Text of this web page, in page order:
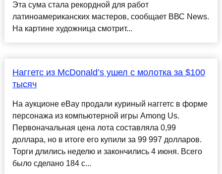
Эта сума стала рекордной для работ
латиноамериканских мастеров, сообщает ВВС News.
На картине художница смотрит...
Наггетс из McDonald’s ушел с молотка за $100
тысяч
На аукционе eBay продали куриный наггетс в форме
персонажа из компьютерной игры Among Us.
Первоначальная цена лота составляла 0,99
доллара, но в итоге его купили за 99 997 долларов.
Торги длились неделю и закончились 4 июня. Всего
было сделано 184 с...